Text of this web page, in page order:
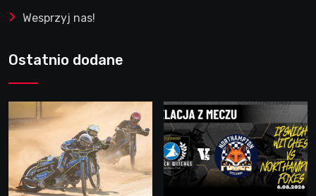
Wesprzyj nas!
Ostatnio dodane